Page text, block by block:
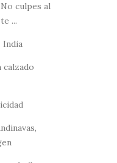
culpes al
...
India
calzado